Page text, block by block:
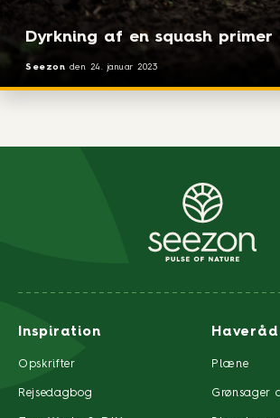
Dyrkning af en squash primer
Seezon den 24. januar 2023
Inspiration
Opskrifter
Rejsedagbog
Haveråd
Plæne
Grønsager